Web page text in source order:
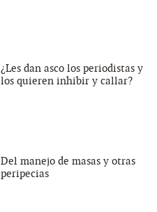
¿Les dan asco los periodistas y
los quieren inhibir y callar?
Del manejo de masas y otras
peripecias